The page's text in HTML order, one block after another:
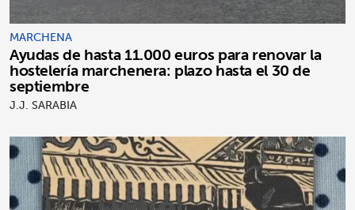
MARCHENA
Ayudas de hasta 11.000 euros para renovar la
hostelería marchenera: plazo hasta el 30 de
septiembre
J.J. SARABIA